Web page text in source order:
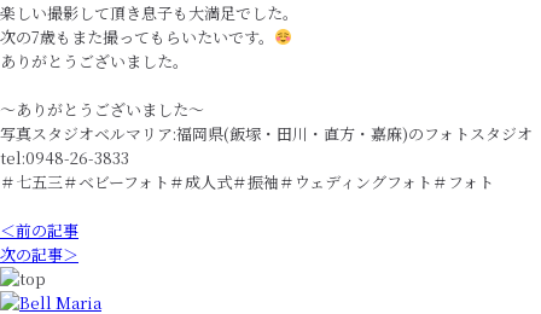
楽しい撮影して頂き息子も大満足でした。
次の7歳もまた撮ってもらいたいです。
ありがとうございました。
〜ありがとうございました〜
写真スタジオベルマリア:福岡県(飯塚・田川・直方・嘉麻)のフォトスタジオ
tel:0948-26-3833
＃七五三＃ベビーフォト＃成人式＃振袖＃ウェディングフォト＃フォト
＜前の記事
次の記事＞